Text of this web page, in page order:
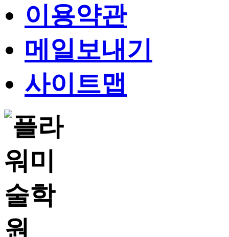
이용약관
메일보내기
사이트맵